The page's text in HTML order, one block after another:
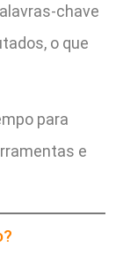
chave
o que
para
e